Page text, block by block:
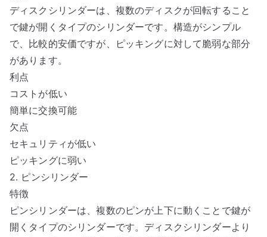
ディスクシリンダーは、複数のディスクが回転すること
で鍵が開くタイプのシリンダーです。構造がシンプル
で、比較的安価ですが、ピッキングに対して脆弱な部分
があります。
利点
コストが低い
簡単に交換可能
欠点
セキュリティが低い
ピッキングに弱い
2. ピンシリンダー
特徴
ピンシリンダーは、複数のピンが上下に動くことで鍵が
開くタイプのシリンダーです。ディスクシリンダーより